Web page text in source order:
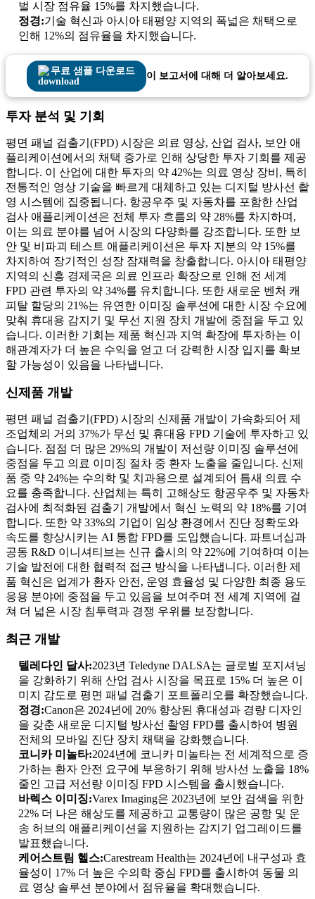
벌 시장 점유율 15%를 차지했습니다.
정경:기술 혁신과 아시아 태평양 지역의 폭넓은 채택으로
인해 12%의 점유율을 차지했습니다.
무료 샘플 다운로드 이 보고서에 대해 더 알아보세요.
투자 분석 및 기회
평면 패널 검출기(FPD) 시장은 의료 영상, 산업 검사, 보안 애
플리케이션에서의 채택 증가로 인해 상당한 투자 기회를 제공
합니다. 이 산업에 대한 투자의 약 42%는 의료 영상 장비, 특히
전통적인 영상 기술을 빠르게 대체하고 있는 디지털 방사선 촬
영 시스템에 집중됩니다. 항공우주 및 자동차를 포함한 산업
검사 애플리케이션은 전체 투자 흐름의 약 28%를 차지하며,
이는 의료 분야를 넘어 시장의 다양화를 강조합니다. 또한 보
안 및 비파괴 테스트 애플리케이션은 투자 지분의 약 15%를
차지하여 장기적인 성장 잠재력을 창출합니다. 아시아 태평양
지역의 신흥 경제국은 의료 인프라 확장으로 인해 전 세계
FPD 관련 투자의 약 34%를 유치합니다. 또한 새로운 벤처 캐
피탈 할당의 21%는 유연한 이미징 솔루션에 대한 시장 수요에
맞춰 휴대용 감지기 및 무선 지원 장치 개발에 중점을 두고 있
습니다. 이러한 기회는 제품 혁신과 지역 확장에 투자하는 이
해관계자가 더 높은 수익을 얻고 더 강력한 시장 입지를 확보
할 가능성이 있음을 나타냅니다.
신제품 개발
평면 패널 검출기(FPD) 시장의 신제품 개발이 가속화되어 제
조업체의 거의 37%가 무선 및 휴대용 FPD 기술에 투자하고 있
습니다. 점점 더 많은 29%의 개발이 저선량 이미징 솔루션에
중점을 두고 의료 이미징 절차 중 환자 노출을 줄입니다. 신제
품 중 약 24%는 수의학 및 치과용으로 설계되어 틈새 의료 수
요를 충족합니다. 산업체는 특히 고해상도 항공우주 및 자동차
검사에 최적화된 검출기 개발에서 혁신 노력의 약 18%를 기여
합니다. 또한 약 33%의 기업이 임상 환경에서 진단 정확도와
속도를 향상시키는 AI 통합 FPD를 도입했습니다. 파트너십과
공동 R&D 이니셔티브는 신규 출시의 약 22%에 기여하며 이는
기술 발전에 대한 협력적 접근 방식을 나타냅니다. 이러한 제
품 혁신은 업계가 환자 안전, 운영 효율성 및 다양한 최종 용도
응용 분야에 중점을 두고 있음을 보여주며 전 세계 지역에 걸
쳐 더 넓은 시장 침투력과 경쟁 우위를 보장합니다.
최근 개발
텔레다인 달사:2023년 Teledyne DALSA는 글로벌 포지셔닝
을 강화하기 위해 산업 검사 시장을 목표로 15% 더 높은 이
미지 감도로 평면 패널 검출기 포트폴리오를 확장했습니다.
정경:Canon은 2024년에 20% 향상된 휴대성과 경량 디자인
을 갖춘 새로운 디지털 방사선 촬영 FPD를 출시하여 병원
전체의 모바일 진단 장치 채택을 강화했습니다.
코니카 미놀타:2024년에 코니카 미놀타는 전 세계적으로 증
가하는 환자 안전 요구에 부응하기 위해 방사선 노출을 18%
줄인 고급 저선량 이미징 FPD 시스템을 출시했습니다.
바렉스 이미징:Varex Imaging은 2023년에 보안 검색을 위한
22% 더 나은 해상도를 제공하고 교통량이 많은 공항 및 운
송 허브의 애플리케이션을 지원하는 감지기 업그레이드를
발표했습니다.
케어스트림 헬스:Carestream Health는 2024년에 내구성과 효
율성이 17% 더 높은 수의학 중심 FPD를 출시하여 동물 의
료 영상 솔루션 분야에서 점유율을 확대했습니다.